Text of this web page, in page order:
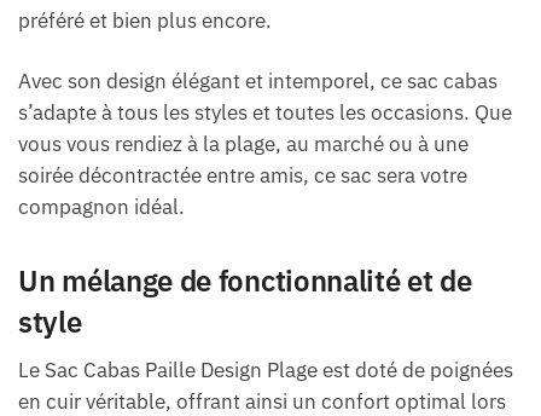
préféré et bien plus encore.
Avec son design élégant et intemporel, ce sac cabas
s’adapte à tous les styles et toutes les occasions. Que
vous vous rendiez à la plage, au marché ou à une
soirée décontractée entre amis, ce sac sera votre
compagnon idéal.
Un mélange de fonctionnalité et de
style
Le Sac Cabas Paille Design Plage est doté de poignées
en cuir véritable, offrant ainsi un confort optimal lors